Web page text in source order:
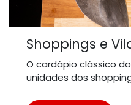
Shoppings e
O cardápio clássico
unidades dos